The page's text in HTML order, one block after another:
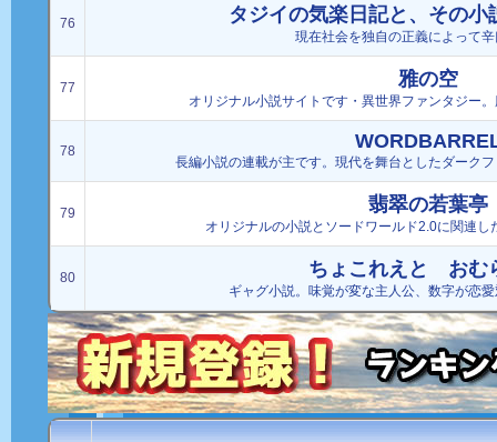
76 タジイの気楽日記と、その小
現在社会を独自の正義によって
77 雅の空
オリジナル小説サイトです・異世界ファンタジー
78
長編小説の連載が主です。現代を舞台としたダーク
79 翡翠の若葉亭
オリジナルの小説とソードワールド2.0に関連し
80 ちょこれえと おむ
ギャグ小説。味覚が変な主人公、数字が恋